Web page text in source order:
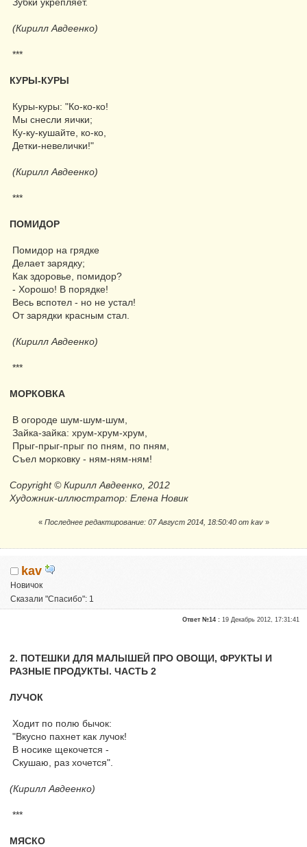
Зубки укрепляет.
(Кирилл Авдеенко)
***
КУРЫ-КУРЫ
Куры-куры: "Ко-ко-ко!
Мы снесли яички;
Ку-ку-кушайте, ко-ко,
Детки-невелички!"
(Кирилл Авдеенко)
***
ПОМИДОР
Помидор на грядке
Делает зарядку;
Как здоровье, помидор?
- Хорошо! В порядке!
Весь вспотел - но не устал!
От зарядки красным стал.
(Кирилл Авдеенко)
***
МОРКОВКА
В огороде шум-шум-шум,
Зайка-зайка: хрум-хрум-хрум,
Прыг-прыг-прыг по пням, по пням,
Съел морковку - ням-ням-ням!
Copyright © Кирилл Авдеенко, 2012
Художник-иллюстратор: Елена Новик
« Последнее редактирование: 07 Август 2014, 18:50:40 от kav»
kav
Новичок
Сказали "Спасибо": 1
Ответ №14 :19 Декабрь 2012, 17:31:41
2. ПОТЕШКИ ДЛЯ МАЛЫШЕЙ ПРО ОВОЩИ, ФРУКТЫ И
РАЗНЫЕ ПРОДУКТЫ. ЧАСТЬ 2
ЛУЧОК
Ходит по полю бычок:
"Вкусно пахнет как лучок!
В носике щекочется -
Скушаю, раз хочется".
(Кирилл Авдеенко)
***
МЯСКО